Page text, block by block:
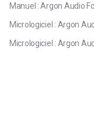
Manuel : Argon Audio
Micrologiciel : Argon
Micrologiciel : Argon